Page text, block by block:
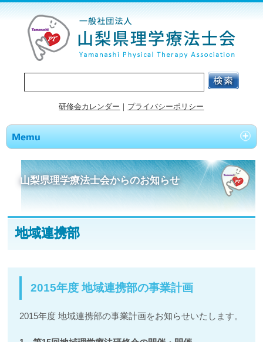
研修会カレンダー ｜ プライバシーポリシー
山梨県理学療法士会からのお知らせ
地域連携部
2015年度 地域連携部の事業計画
2015年度 地域連携部の事業計画をお知らせいたします。